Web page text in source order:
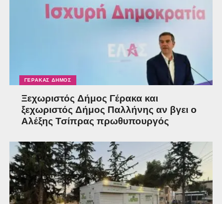
ΓΈΡΑΚΑΣ ΔΉΜΟΣ
Ξεχωριστός Δήμος Γέρακα και
ξεχωριστός Δήμος Παλλήνης αν βγει ο
Αλέξης Τσίπρας πρωθυπουργός